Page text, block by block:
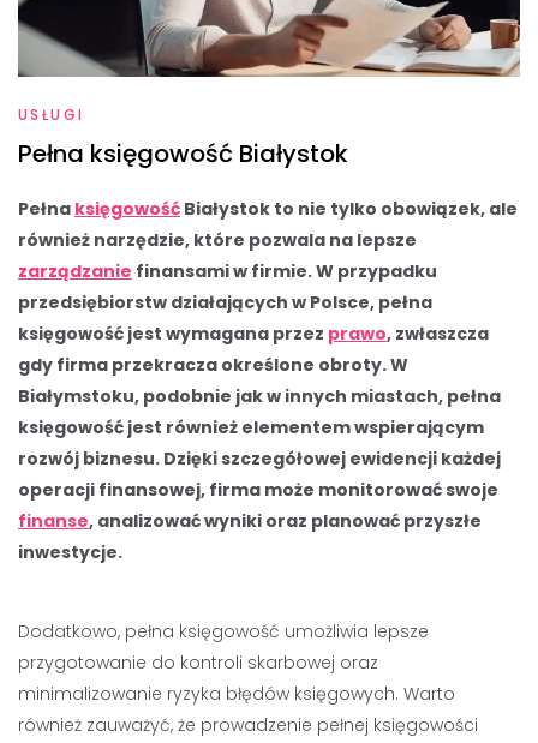
USŁUGI
Pełna księgowość Białystok
Pełna księgowość Białystok to nie tylko obowiązek, ale
również narzędzie, które pozwala na lepsze
zarządzanie finansami w firmie. W przypadku
przedsiębiorstw działających w Polsce, pełna
księgowość jest wymagana przez prawo, zwłaszcza
gdy firma przekracza określone obroty. W
Białymstoku, podobnie jak w innych miastach, pełna
księgowość jest również elementem wspierającym
rozwój biznesu. Dzięki szczegółowej ewidencji każdej
operacji finansowej, firma może monitorować swoje
finanse, analizować wyniki oraz planować przyszłe
inwestycje.
Dodatkowo, pełna księgowość umożliwia lepsze
przygotowanie do kontroli skarbowej oraz
minimalizowanie ryzyka błędów księgowych. Warto
również zauważyć, że prowadzenie pełnej księgowości